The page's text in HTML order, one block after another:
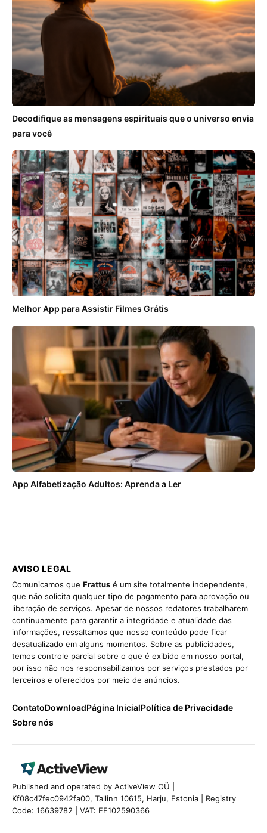
Decodifique as mensagens espirituais que o universo envia
para você
Melhor App para Assistir Filmes Grátis
App Alfabetização Adultos: Aprenda a Ler
AVISO LEGAL
Comunicamos que Frattus é um site totalmente independente,
que não solicita qualquer tipo de pagamento para aprovação ou
liberação de serviços. Apesar de nossos redatores trabalharem
continuamente para garantir a integridade e atualidade das
informações, ressaltamos que nosso conteúdo pode ficar
desatualizado em alguns momentos. Sobre as publicidades,
temos controle parcial sobre o que é exibido em nosso portal,
por isso não nos responsabilizamos por serviços prestados por
terceiros e oferecidos por meio de anúncios.
ContatoDownloadPágina InicialPolítica de Privacidade
Sobre nós
Published and operated by ActiveView OÜ |
Kf08c47fec0942fa00, Tallinn 10615, Harju, Estonia | Registry
Code: 16639782 | VAT: EE102590366